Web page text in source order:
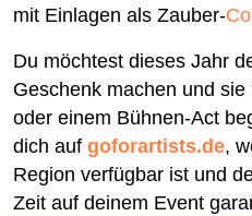
mit Einlagen als Zauber-
Du möchtest dieses Jahr
Geschenk machen und sie
oder einem Bühnen-Act
dich auf goforartists.de,
Region verfügbar ist und
Zeit auf deinem Event